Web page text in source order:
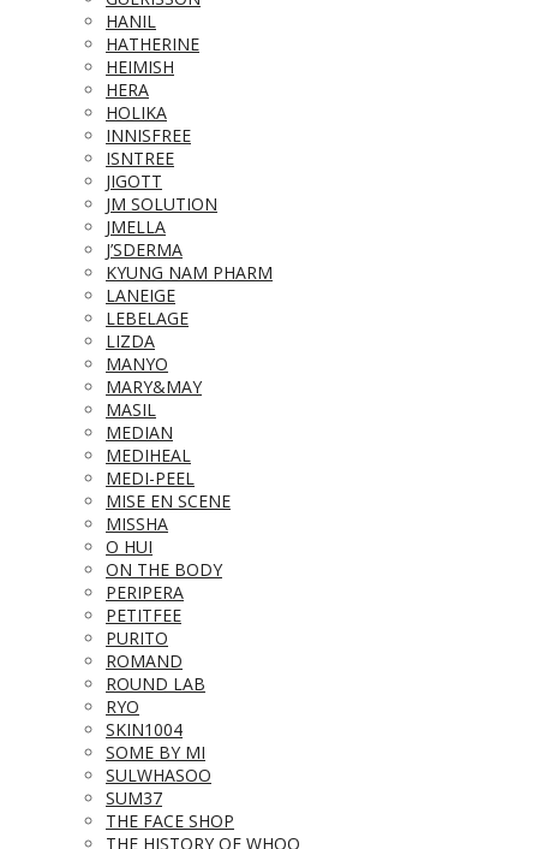
HANIL
HATHERINE
HEIMISH
HERA
HOLIKA
INNISFREE
ISNTREE
JIGOTT
JM SOLUTION
JMELLA
J’SDERMA
KYUNG NAM PHARM
LANEIGE
LEBELAGE
LIZDA
MANYO
MARY&MAY
MASIL
MEDIAN
MEDIHEAL
MEDI-PEEL
MISE EN SCENE
MISSHA
O HUI
ON THE BODY
PERIPERA
PETITFEE
PURITO
ROMAND
ROUND LAB
RYO
SKIN1004
SOME BY MI
SULWHASOO
SUM37
THE FACE SHOP
THE HISTORY OF WHOO